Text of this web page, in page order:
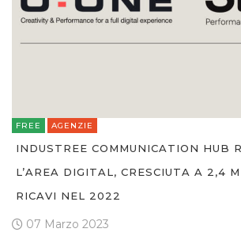
FREE AGENZIE
INDUSTREE COMMUNICATION HUB
L’AREA DIGITAL, CRESCIUTA A 2,4
RICAVI NEL 2022
07 Marzo 2023